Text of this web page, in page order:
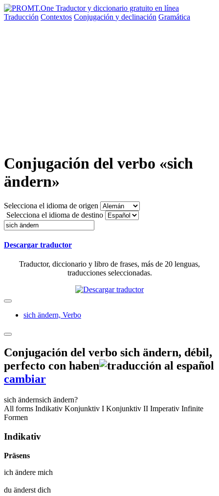
Traducción Contextos Conjugación y declinación Gramática
Conjugación del verbo «sich
ändern»
Selecciona el idioma de origen
Selecciona el idioma de destino
Descargar traductor
Traductor, diccionario y libro de frases, más de 20 lenguas,
traducciones seleccionadas.
sich ändern, Verbo
Conjugación del verbo sich ändern, débil,
perfecto con haben
cambiar
sich ändernsich ändern?
All forms Indikativ Konjunktiv I Konjunktiv II Imperativ Infinite
Formen
Indikativ
Präsens
ich ändere mich
du änderst dich